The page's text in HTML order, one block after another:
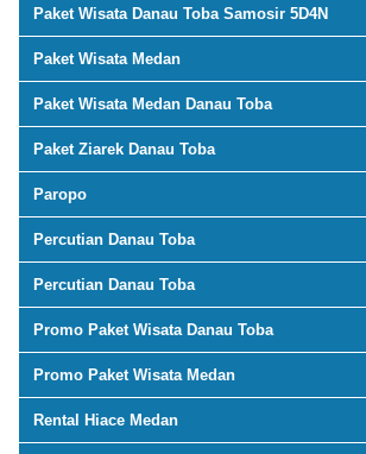
Paket Wisata Danau Toba Samosir 5D4N
Paket Wisata Medan
Paket Wisata Medan Danau Toba
Paket Ziarek Danau Toba
Paropo
Percutian Danau Toba
Percutian Danau Toba
Promo Paket Wisata Danau Toba
Promo Paket Wisata Medan
Rental Hiace Medan